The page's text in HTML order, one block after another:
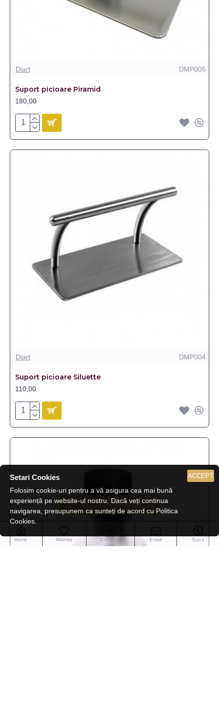
Diart DMP005
Suport picioare Piramid
180,00
Diart DMP004
Suport picioare Siluette
110,00
Home Wishlist Compara Email Suna
ACCEPT
Setari Cookies
Folosim cookie-uri pentru a vă asigura cea mai bună
experiență pe website-ul nostru. Dacă veți continua
navigarea, presupunem ca sunteți de acord cu Politica
Cookies.
FILTREAZA PRODUSELE